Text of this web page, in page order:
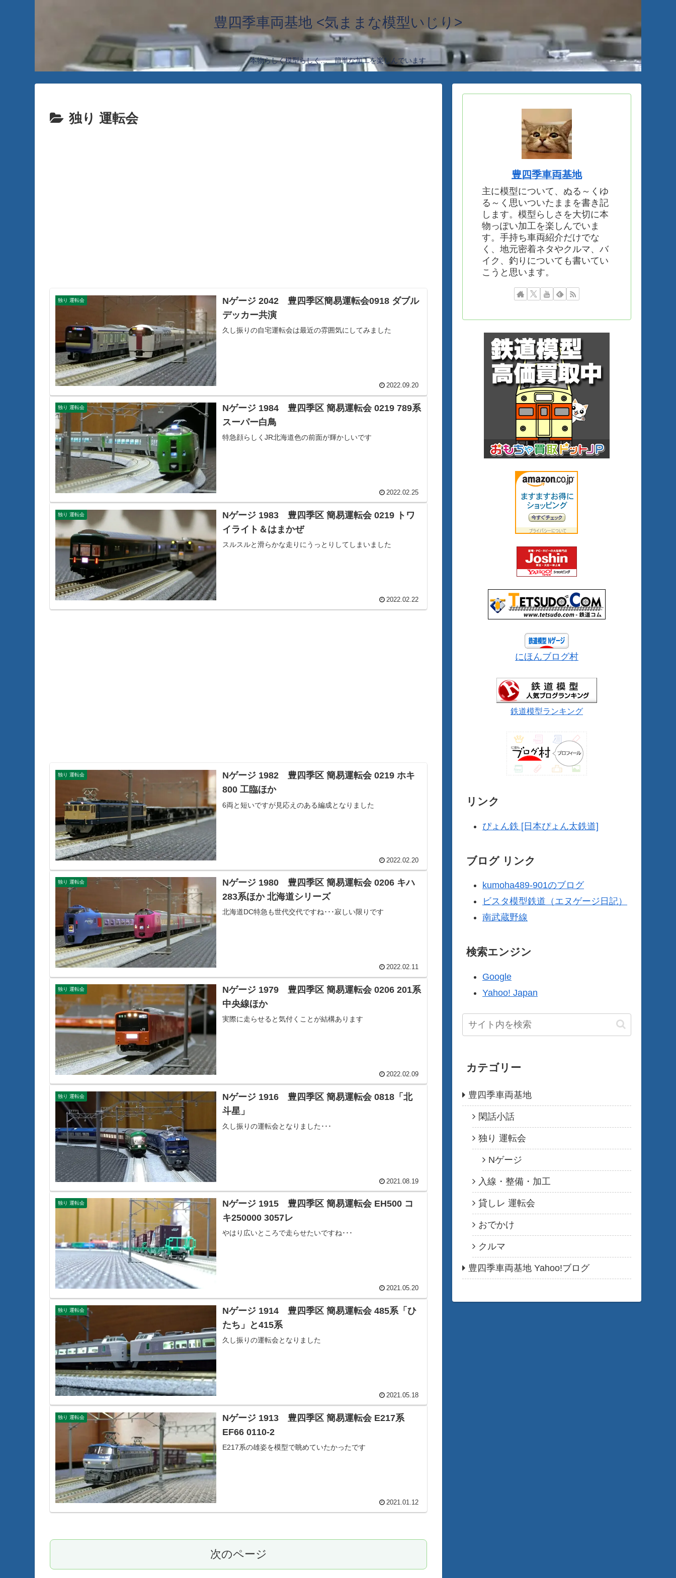
豊四季車両基地 <気ままな模型いじり>
本物らしく模型らしく… 簡単な加工を楽しんでいます
独り 運転会
独り 運転会
Nゲージ 2042 豊四季区簡易運転会0918 ダブル
デッカー共演
久し振りの自宅運転会は最近の雰囲気にしてみました
2022.09.20
独り 運転会
Nゲージ 1984 豊四季区 簡易運転会 0219 789系
スーパー白鳥
特急顔らしくJR北海道色の前面が輝かしいです
2022.02.25
独り 運転会
Nゲージ 1983 豊四季区 簡易運転会 0219 トワ
イライト＆はまかぜ
スルスルと滑らかな走りにうっとりしてしまいました
2022.02.22
独り 運転会
Nゲージ 1982 豊四季区 簡易運転会 0219 ホキ
800 工臨ほか
6両と短いですが見応えのある編成となりました
2022.02.20
独り 運転会
Nゲージ 1980 豊四季区 簡易運転会 0206 キハ
283系ほか 北海道シリーズ
北海道DC特急も世代交代ですね･･･寂しい限りです
2022.02.11
独り 運転会
Nゲージ 1979 豊四季区 簡易運転会 0206 201系
中央線ほか
実際に走らせると気付くことが結構あります
2022.02.09
独り 運転会
Nゲージ 1916 豊四季区 簡易運転会 0818「北
斗星」
久し振りの運転会となりました･･･
2021.08.19
独り 運転会
Nゲージ 1915 豊四季区 簡易運転会 EH500 コ
キ250000 3057レ
やはり広いところで走らせたいですね･･･
2021.05.20
独り 運転会
Nゲージ 1914 豊四季区 簡易運転会 485系「ひ
たち」と415系
久し振りの運転会となりました
2021.05.18
独り 運転会
Nゲージ 1913 豊四季区 簡易運転会 E217系
EF66 0110-2
E217系の雄姿を模型で眺めていたかったです
2021.01.12
次のページ
豊四季車両基地
主に模型について、ぬる～くゆ
る～く思いついたままを書き記
します。模型らしさを大切に本
物っぽい加工を楽しんでいま
す。手持ち車両紹介だけでな
く、地元密着ネタやクルマ、バ
イク、釣りについても書いてい
こうと思います。
にほんブログ村
鉄道模型ランキング
リンク
ぴょん鉄 [日本ぴょん太鉄道]
ブログ リンク
kumoha489-901のブログ
ビスタ模型鉄道（エヌゲージ日記）
南武蔵野線
検索エンジン
Google
Yahoo! Japan
カテゴリー
豊四季車両基地
閑話小話
独り 運転会
Nゲージ
入線・整備・加工
貸しレ 運転会
おでかけ
クルマ
豊四季車両基地 Yahoo!ブログ